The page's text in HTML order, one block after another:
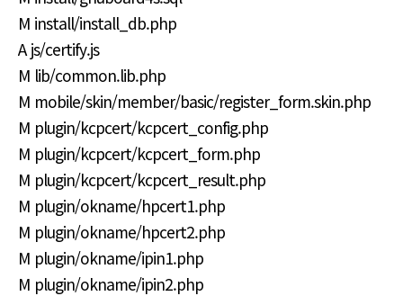
M install/install_db.php
A js/certify.js
M lib/common.lib.php
M mobile/skin/member/basic/register_form.skin.php
M plugin/kcpcert/kcpcert_config.php
M plugin/kcpcert/kcpcert_form.php
M plugin/kcpcert/kcpcert_result.php
M plugin/okname/hpcert1.php
M plugin/okname/hpcert2.php
M plugin/okname/ipin1.php
M plugin/okname/ipin2.php